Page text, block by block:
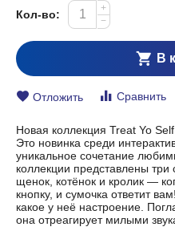
Кол-во:
+
−
В
Отложить Сравнить
Новая коллекция Treat Yo
Это новинка среди
уникальное сочетание
коллекции представлены
щенок, котёнок и кролик —
кнопку, и сумочка ответит
какое у неё настроение.
она отреагирует милыми